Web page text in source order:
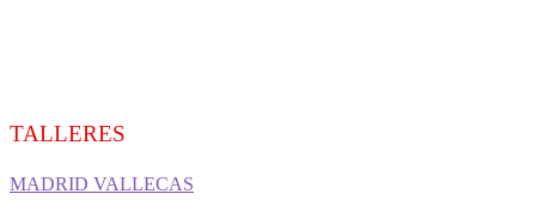
TALLERES
MADRID VALLECAS